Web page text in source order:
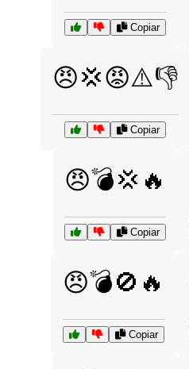
Copiar
😠💢😡⚠️👎
Copiar
😠💣💢🔥
Copiar
😠💣🚫🔥
Copiar